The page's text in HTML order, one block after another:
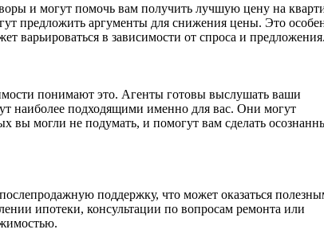
и могут помочь вам получить лучшую цену на
предложить аргументы для снижения цены. Это
варьироваться в зависимости от спроса и предложения.
понимают это. Агенты готовы выслушать ваши
наиболее подходящими именно для вас. Они могут
вы могли не подумать, и помогут вам сделать
поддержку, что может оказаться
ипотеки, консультации по вопросам ремонта или